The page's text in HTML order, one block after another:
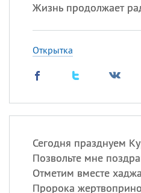
Жизнь продолжает
Открытка
Сегодня празднуем
Позвольте мне
Отметим вместе
Пророка